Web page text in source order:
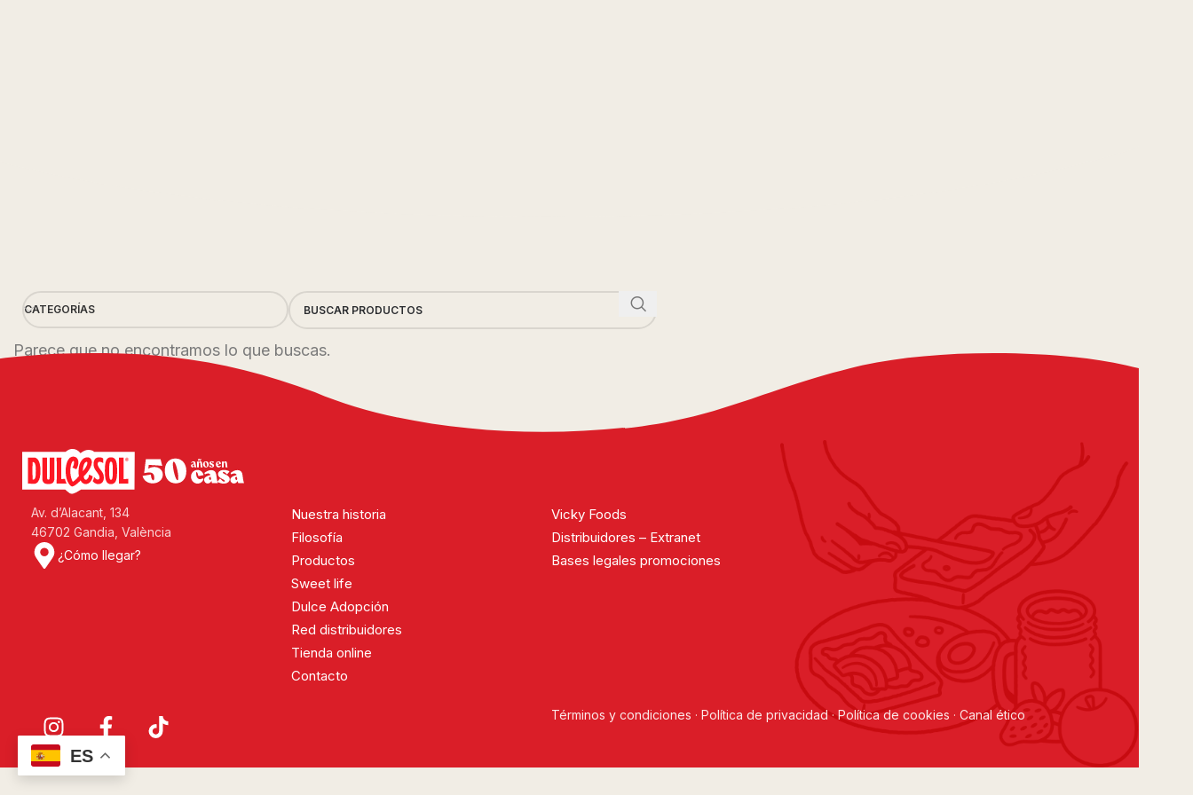
CATEGORÍAS
Parece que no encontramos lo que buscas.
Av. d’Alacant, 134
46702 Gandia, València
¿Cómo llegar?
Nuestra historia
Filosofía
Productos
Sweet life
Dulce Adopción
Red distribuidores
Tienda online
Contacto
Vicky Foods
Distribuidores – Extranet
Bases legales promociones
Términos y condiciones · Política de privacidad·Política de cookies · Canal ético
ES